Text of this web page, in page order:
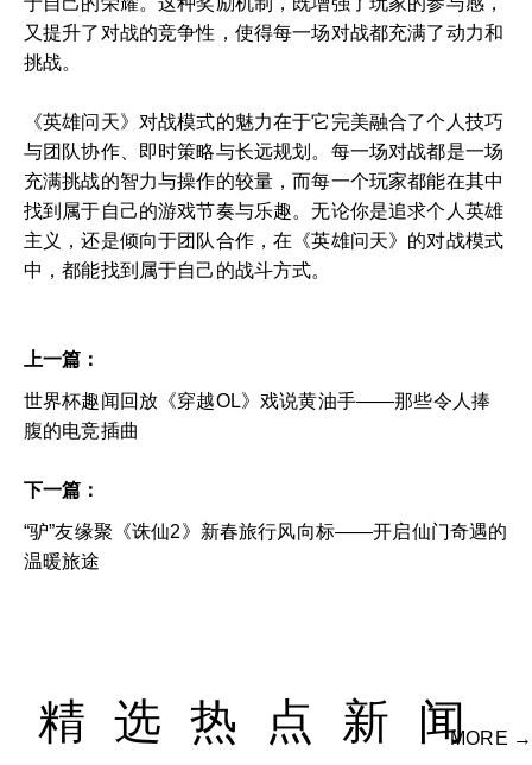
又提升了对战的竞争性，使得每一场对战都充满了动力和
挑战。
《英雄问天》对战模式的魅力在于它完美融合了个人技巧
与团队协作、即时策略与长远规划。每一场对战都是一场
充满挑战的智力与操作的较量，而每一个玩家都能在其中
找到属于自己的游戏节奏与乐趣。无论你是追求个人英雄
主义，还是倾向于团队合作，在《英雄问天》的对战模式
中，都能找到属于自己的战斗方式。
上一篇：
世界杯趣闻回放《穿越OL》戏说黄油手——那些令人捧
腹的电竞插曲
下一篇：
“驴”友缘聚《诛仙2》新春旅行风向标——开启仙门奇遇的
温暖旅途
精选热点新闻
MORE →